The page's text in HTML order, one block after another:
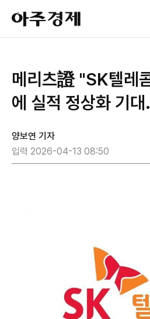
아
주
경
메리츠證 "SK텔레
에 실적 정상화 기
양보연 기자
입력 2026-04-13 08:50